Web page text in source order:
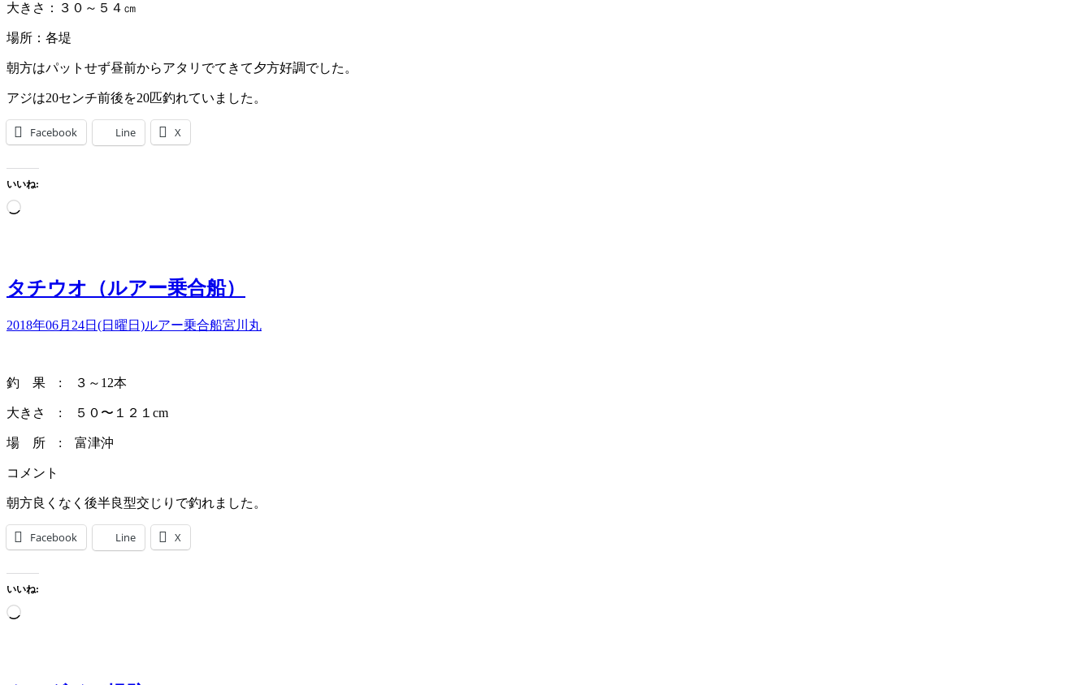
大きさ：３０～５４㎝
場所：各堤
朝方はパットせず昼前からアタリでてきて夕方好調でした。
アジは20センチ前後を20匹釣れていました。
Facebook Line X
いいね:
読
タチウオ（ルアー乗合船）
2018年06月24日(日曜日)ルアー乗合船宮川丸
釣 果 : ３～12本
大きさ : ５０〜１２１cm
場 所 : 富津沖
コメント
朝方良くなく後半良型交じりで釣れました。
Facebook Line X
いいね:
読